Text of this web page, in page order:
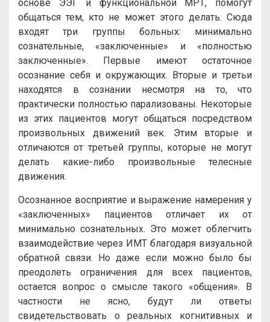
основе ЭЭГ и функциональной МРТ, помогут
общаться тем, кто не может этого делать. Сюда
входят три группы больных: минимально
сознательные, «заключенные» и «полностью
заключенные». Первые имеют остаточное
осознание себя и окружающих. Вторые и третьи
находятся в сознании несмотря на то, что
практически полностью парализованы. Некоторые
из этих пациентов могут общаться посредством
произвольных движений век. Этим вторые и
отличаются от третьей группы, которые не могут
делать какие-либо произвольные телесные
движения.
Осознанное восприятие и выражение намерения у
«заключенных» пациентов отличает их от
минимально сознательных. Это может облегчить
взаимодействие через ИМТ благодаря визуальной
обратной связи. Но даже если можно было бы
преодолеть ограничения для всех пациентов,
остается вопрос о смысле такого «общения». В
частности не ясно, будут ли ответы
свидетельствовать о реальных когнитивных и